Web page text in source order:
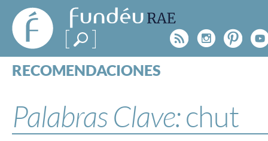
FundéuRAE
- Fundación
del Español
Urgente
Rss
RECOMENDACIONES
ESPECIALES
BLOG
Palabras Clave:chut